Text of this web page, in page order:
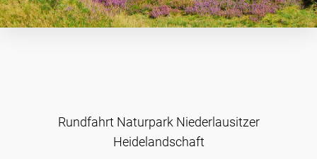
Rundfahrt Naturpark Niederlausitzer
Heidelandschaft